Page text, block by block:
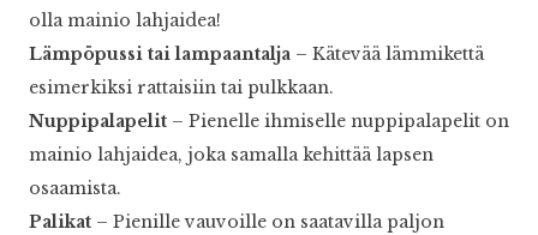
olla mainio lahjaidea!
Lämpöpussi tai lampaantalja – Kätevää lämmikettä
esimerkiksi rattaisiin tai pulkkaan.
Nuppipalapelit – Pienelle ihmiselle nuppipalapelit on
mainio lahjaidea, joka samalla kehittää lapsen
osaamista.
Palikat – Pienille vauvoille on saatavilla paljon